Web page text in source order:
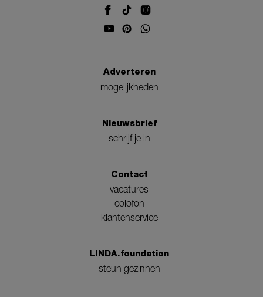
Adverteren
mogelijkheden
Nieuwsbrief
schrijf je in
Contact
vacatures
colofon
klantenservice
LINDA.foundation
steun gezinnen